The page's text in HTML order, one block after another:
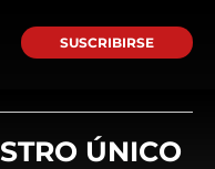
SUSCRIBIRSE
ÚNICO